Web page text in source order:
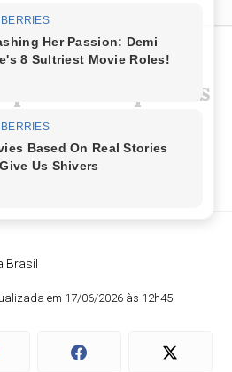
R$ 360
empresas
apoiar mais de 700
em todo o país
Brasil
em 17/06/2026 às 12h45